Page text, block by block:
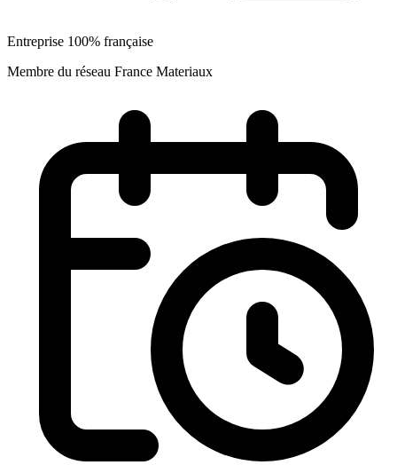
Entreprise 100% française
Membre du réseau France Materiaux